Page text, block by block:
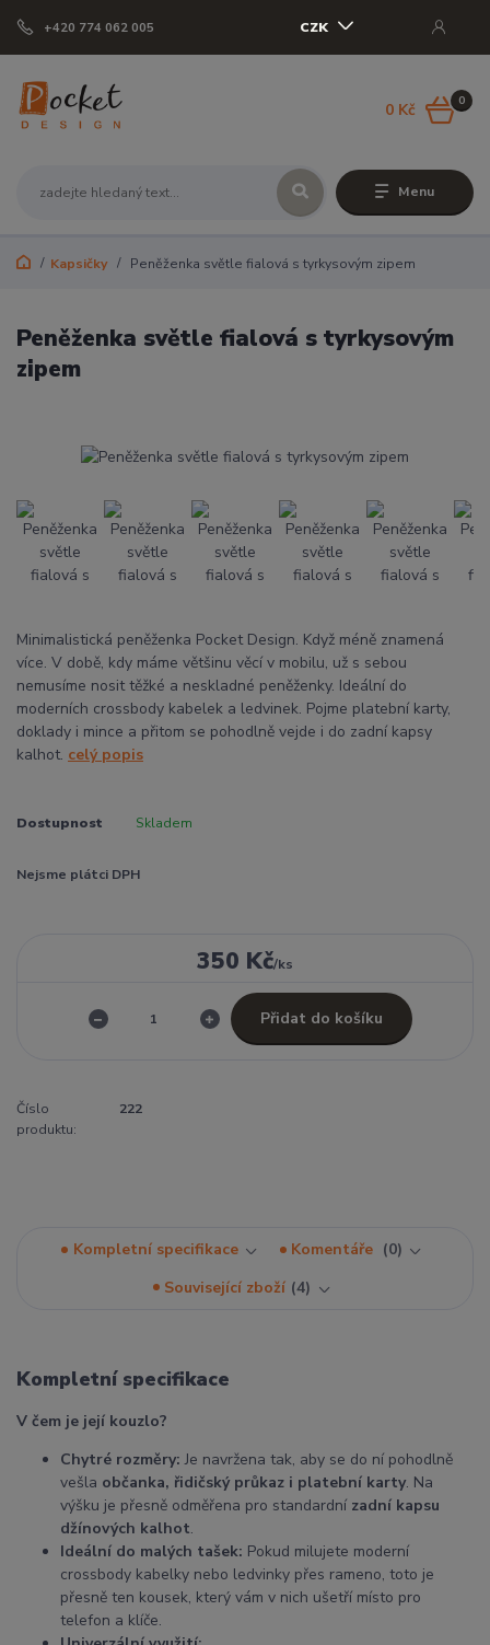
Menu
CZK
+420 774 062 005
0
0 Kč
Kapsičky Peněženka světle fialová s tyrkysovým zipem
Peněženka světle fialová s tyrkysovým
zipem
Minimalistická peněženka Pocket Design. Když méně znamená
více. V době, kdy máme většinu věcí v mobilu, už s sebou
nemusíme nosit těžké a neskladné peněženky. Ideální do
moderních crossbody kabelek a ledvinek. Pojme platební karty,
doklady i mince a přitom se pohodlně vejde i do zadní kapsy
kalhot. celý popis
Dostupnost Skladem
Nejsme plátci DPH
350 Kč/ks
Přidat do košíku
Číslo
produktu:
222
Kompletní specifikace Komentáře
0
Související zboží 4
Kompletní specifikace
V čem je její kouzlo?
Chytré rozměry: Je navržena tak, aby se do ní pohodlně
vešla občanka, řidičský průkaz i platební karty. Na
výšku je přesně odměřena pro standardní zadní kapsu
džínových kalhot.
Ideální do malých tašek: Pokud milujete moderní
crossbody kabelky nebo ledvinky přes rameno, toto je
přesně ten kousek, který vám v nich ušetří místo pro
telefon a klíče.